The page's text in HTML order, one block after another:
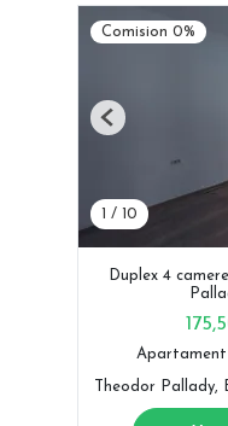
Comision 0%
1 / 10
Previous
Duplex 4
Apartament
Theodor Pallady,